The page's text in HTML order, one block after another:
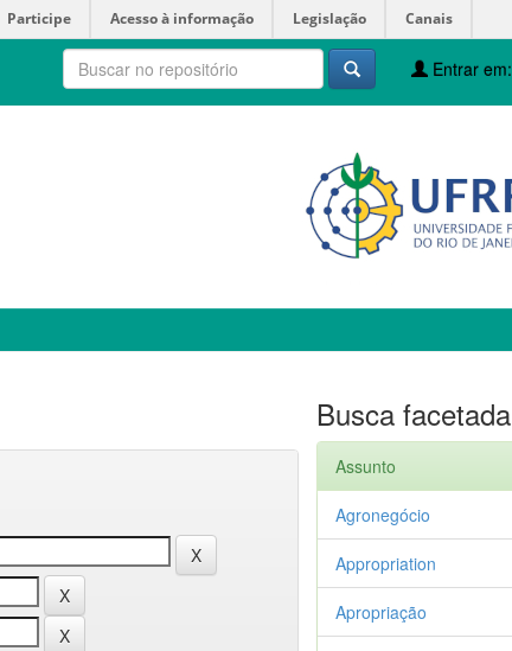
Participe Acesso à informação Legislação Canais
Entrar em:
Busca facetada
Assunto
Agronegócio
Appropriation
Apropriação